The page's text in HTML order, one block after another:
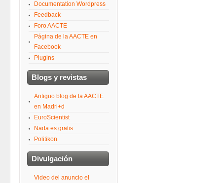
Documentation Wordpress
Feedback
Foro AACTE
Página de la AACTE en
Facebook
Plugins
Blogs y revistas
Antiguo blog de la AACTE
en Madri+d
EuroScientist
Nada es gratis
Politikon
Divulgación
Video del anuncio el